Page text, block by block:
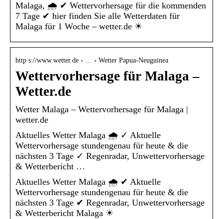
Malaga, 🌧️ ✔ Wettervorhersage für die kommenden
7 Tage ✔ hier finden Sie alle Wetterdaten für
Malaga für 1 Woche – wetter.de ☀
http s://www.wetter.de › … › Wetter Papua-Neuguinea
Wettervorhersage für Malaga –
Wetter.de
Wetter Malaga – Wettervorhersage für Malaga |
wetter.de
Aktuelles Wetter Malaga 🌧️ ✓ Aktuelle
Wettervorhersage stundengenau für heute & die
nächsten 3 Tage ✓ Regenradar, Unwettervorhersage
& Wetterbericht …
Aktuelles Wetter Malaga 🌧️ ✔ Aktuelle
Wettervorhersage stundengenau für heute & die
nächsten 3 Tage ✔ Regenradar, Unwettervorhersage
& Wetterbericht Malaga ☀